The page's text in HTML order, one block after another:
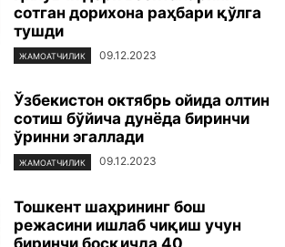
сотган дорихона раҳбари қўлга
тушди
ЖАМОАТЧИЛИК 09.12.2023
Ўзбекистон октябрь ойида олтин
сотиш бўйича дунёда биринчи
ўринни эгаллади
ЖАМОАТЧИЛИК 09.12.2023
Тошкент шаҳрининг бош
режасини ишлаб чиқиш учун
биринчи босқичда 40